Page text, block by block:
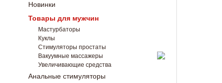
Новинки
Товары для мужчин
Мастурбаторы
Куклы
Стимуляторы простаты
Вакуумные массажеры
Увеличивающие средства
Анальные стимуляторы